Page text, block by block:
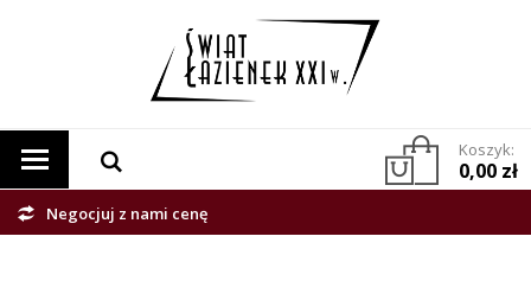
Koszyk:
0,00 zł
Negocjuj z nami cenę